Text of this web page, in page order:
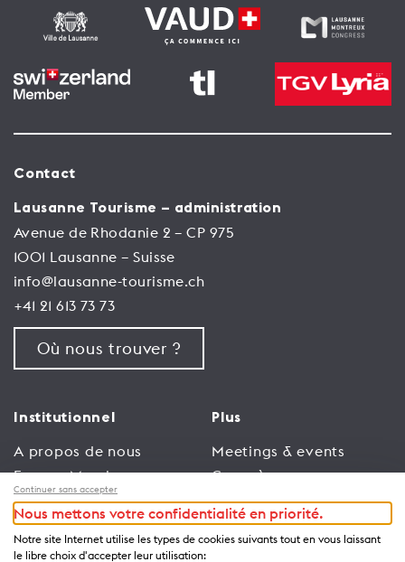
Contact
Lausanne Tourisme – administration
Avenue de Rhodanie 2 – CP 975
1001 Lausanne – Suisse
info@lausanne-tourisme.ch
+41 21 613 73 73
Où nous trouver ?
Institutionnel
A propos de nous
Espace Membres
Emploi
Conditions générales
d’utilisation
Plus
Meetings & events
Congrès
Trade
Espace Médias
Annonceurs
Continuer sans accepter
Nous mettons votre confidentialité en priorité.
Notre site Internet utilise les types de cookies suivants tout en vous laissant
le libre choix d'accepter leur utilisation: